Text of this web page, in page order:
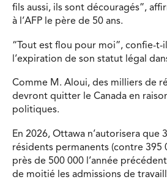
fils aussi, ils sont découragés”,
à l’AFP le père de 50 ans.
“Tout est flou pour moi”, confie-t-
l’expiration de son statut légal
Comme M. Aloui, des milliers de
devront quitter le Canada en
politiques.
En 2026, Ottawa n’autorisera que
résidents permanents (contre 395
près de 500 000 l’année
de moitié les admissions de